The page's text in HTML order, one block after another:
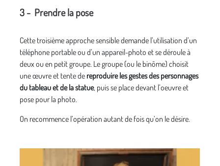
3 - Prendre la pose
Cette troisième approche sensible demande l’utilisation d’un
téléphone portable ou d’un appareil-photo et se déroule à
deux ou en petit groupe. Le groupe (ou le binôme) choisit
une œuvre et tente de reproduire les gestes des personnages
du tableau et de la statue, puis se place devant l’oeuvre et
pose pour la photo.
On recommence l’opération autant de fois qu’on le désire.